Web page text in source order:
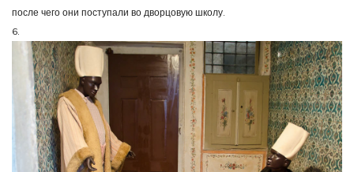
после чего они поступали во дворцовую школу.
6.